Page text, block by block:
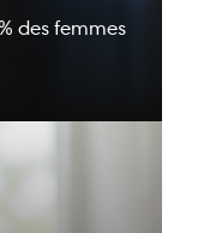
des femmes